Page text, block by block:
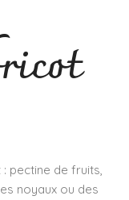
pectine de fruits,
noyaux ou des